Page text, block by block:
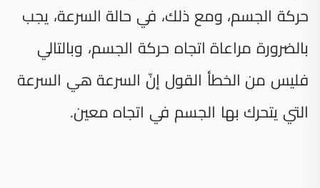
حركة الجسم، ومع ذلك، في حالة السرعة، يجب
بالضرورة مراعاة اتجاه حركة الجسم، وبالتالي
فليس من الخطأ القول إنّ السرعة هي السرعة
التي يتحرك بها الجسم في اتجاه معين.